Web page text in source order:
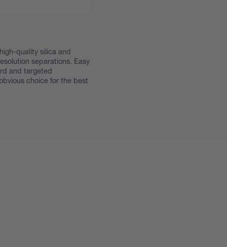
quality silica and
separations. Easy
and targeted
choice for the best